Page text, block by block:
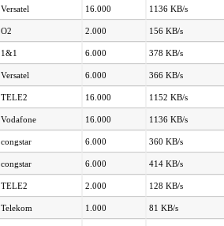
Versatel 16.000 1136 KB/s
O2 2.000 156 KB/s
1&1 6.000 378 KB/s
Versatel 6.000 366 KB/s
TELE2 16.000 1152 KB/s
Vodafone 16.000 1136 KB/s
congstar 6.000 360 KB/s
congstar 6.000 414 KB/s
TELE2 2.000 128 KB/s
Telekom 1.000 81 KB/s